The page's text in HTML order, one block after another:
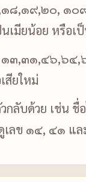
,๑๙,๒๐, ๑๐๙
เมียน้อย หรือเ
๓,๓๑,๔๖,๖๔,
สียใหม่
กลับด้วย เช่น
ลข ๑๔, ๔๑ แล